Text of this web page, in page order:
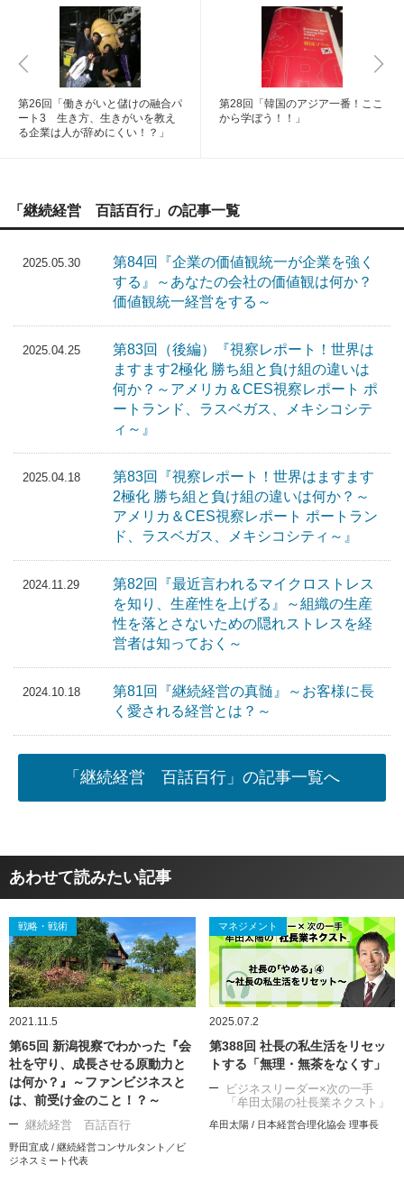
第26回「働きがいと儲けの融合パ
ート3 生き方、生きがいを教え
る企業は人が辞めにくい！？」
第28回「韓国のアジア一番！ここ
から学ぼう！！」
「継続経営 百話百行」の記事一覧
2025.05.30
第84回『企業の価値観統一が企業を強く
する』～あなたの会社の価値観は何か？
価値観統一経営をする～
2025.04.25
第83回（後編）『視察レポート！世界は
ますます2極化 勝ち組と負け組の違いは
何か？～アメリカ＆CES視察レポート ポ
ートランド、ラスベガス、メキシコシテ
ィ～』
2025.04.18
第83回『視察レポート！世界はますます
2極化 勝ち組と負け組の違いは何か？～
アメリカ＆CES視察レポート ポートラン
ド、ラスベガス、メキシコシティ～』
2024.11.29
第82回『最近言われるマイクロストレス
を知り、生産性を上げる』～組織の生産
性を落とさないための隠れストレスを経
営者は知っておく～
2024.10.18
第81回『継続経営の真髄』～お客様に長
く愛される経営とは？～
「継続経営 百話百行」の記事一覧へ
あわせて読みたい記事
戦略・戦術
2021.11.5
第65回 新潟視察でわかった『会
社を守り、成長させる原動力と
は何か？』～ファンビジネスと
は、前受け金のこと！？～
継続経営 百話百行
野田宜成 / 継続経営コンサルタント／ビ
ジネスミート代表
マネジメント
2025.07.2
第388回 社長の私生活をリセッ
トする「無理・無茶をなくす」
ビジネスリーダー×次の一手
「牟田太陽の社長業ネクスト」
牟田太陽 / 日本経営合理化協会 理事長